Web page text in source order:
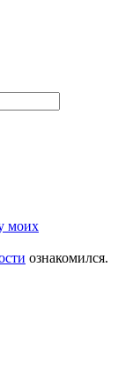
моих
ознакомился.